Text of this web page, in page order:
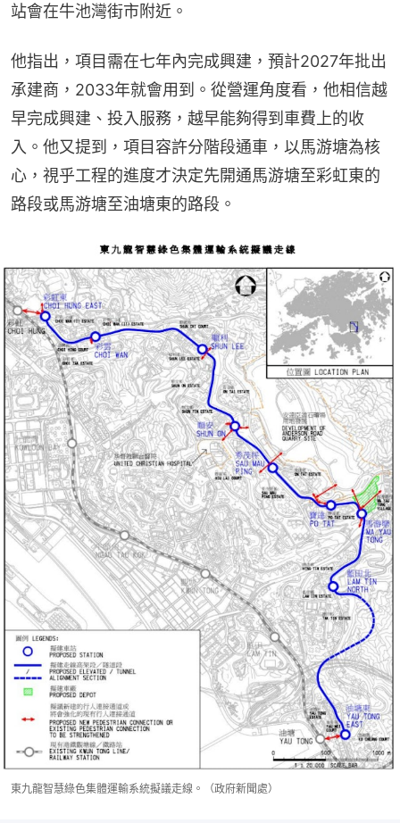
站會在牛池灣街市附近。
他指出，項目需在七年內完成興建，預計2027年批出
承建商，2033年就會用到。從營運角度看，他相信越
早完成興建、投入服務，越早能夠得到車費上的收
入。他又提到，項目容許分階段通車，以馬游塘為核
心，視乎工程的進度才決定先開通馬游塘至彩虹東的
路段或馬游塘至油塘東的路段。
東九龍智慧綠色集體運輸系統擬議走線。（政府新聞處）